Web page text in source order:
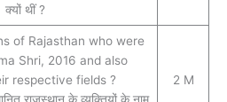
क्‍यों थीं ?
of Rajasthan who were
Shri, 2016 and also
respective fields ?
2 M